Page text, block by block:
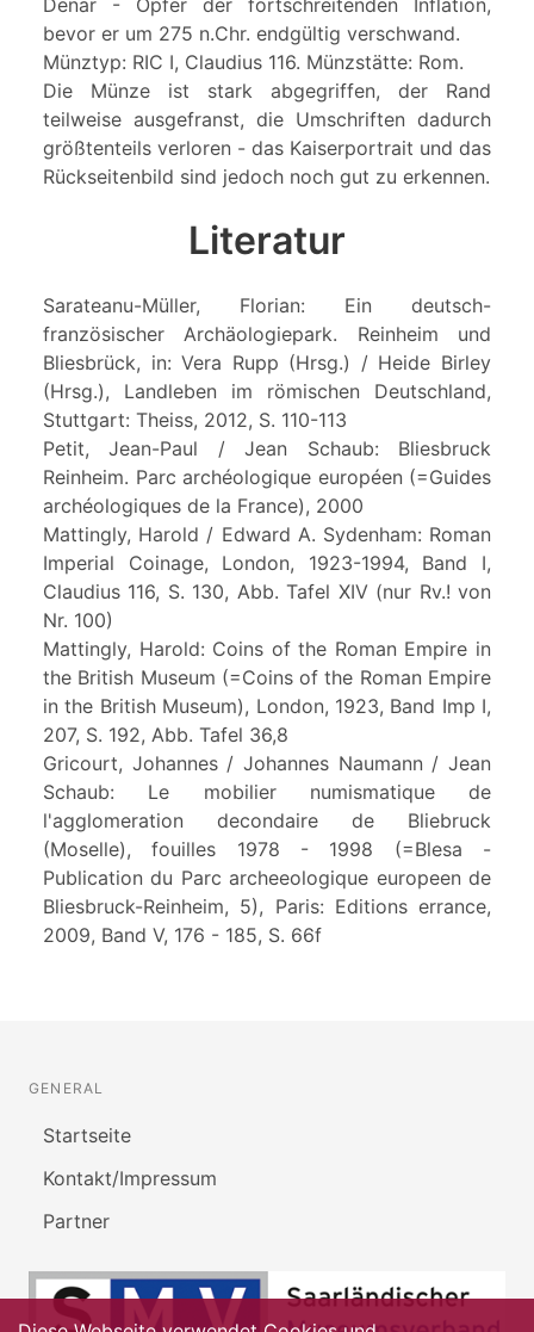
bevor er um 275 n.Chr. endgültig verschwand.
Münztyp: RIC I, Claudius 116. Münzstätte: Rom.
Die Münze ist stark abgegriffen, der Rand
teilweise ausgefranst, die Umschriften dadurch
größtenteils verloren - das Kaiserportrait und das
Rückseitenbild sind jedoch noch gut zu erkennen.
Literatur
Sarateanu-Müller, Florian: Ein deutsch-
französischer Archäologiepark. Reinheim und
Bliesbrück, in: Vera Rupp (Hrsg.) / Heide Birley
(Hrsg.), Landleben im römischen Deutschland,
Stuttgart: Theiss, 2012, S. 110-113
Petit, Jean-Paul / Jean Schaub: Bliesbruck
Reinheim. Parc archéologique européen (=Guides
archéologiques de la France), 2000
Mattingly, Harold / Edward A. Sydenham: Roman
Imperial Coinage, London, 1923-1994, Band I,
Claudius 116, S. 130, Abb. Tafel XIV (nur Rv.! von
Nr. 100)
Mattingly, Harold: Coins of the Roman Empire in
the British Museum (=Coins of the Roman Empire
in the British Museum), London, 1923, Band Imp I,
207, S. 192, Abb. Tafel 36,8
Gricourt, Johannes / Johannes Naumann / Jean
Schaub: Le mobilier numismatique de
l'agglomeration decondaire de Bliebruck
(Moselle), fouilles 1978 - 1998 (=Blesa -
Publication du Parc archeeologique europeen de
Bliesbruck-Reinheim, 5), Paris: Editions errance,
2009, Band V, 176 - 185, S. 66f
GENERAL
Startseite
Kontakt/Impressum
Partner